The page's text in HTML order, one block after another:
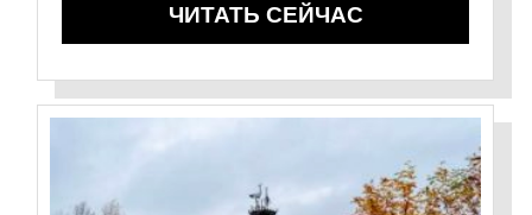
ЧИТАТЬ СЕЙЧАС